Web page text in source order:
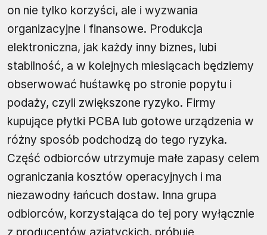
on nie tylko korzyści, ale i wyzwania
organizacyjne i finansowe. Produkcja
elektroniczna, jak każdy inny biznes, lubi
stabilność, a w kolejnych miesiącach będziemy
obserwować huśtawkę po stronie popytu i
podaży, czyli zwiększone ryzyko. Firmy
kupujące płytki PCBA lub gotowe urządzenia w
różny sposób podchodzą do tego ryzyka.
Część odbiorców utrzymuje małe zapasy celem
ograniczania kosztów operacyjnych i ma
niezawodny łańcuch dostaw. Inna grupa
odbiorców, korzystająca do tej pory wyłącznie